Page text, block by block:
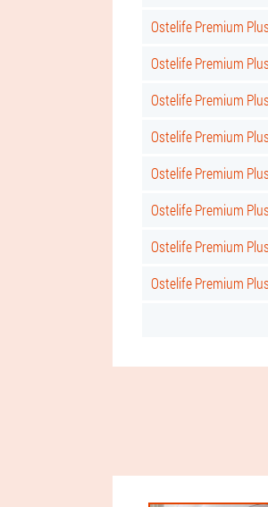
Ostelife Premium
Ostelife Premium
Ostelife Premium
Ostelife Premium
Ostelife Premium
Ostelife Premium
Ostelife Premium
Ostelife Premium